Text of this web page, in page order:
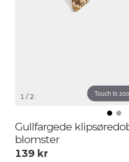
Touch to
1 / 2
Gullfargede
blomster
139 kr